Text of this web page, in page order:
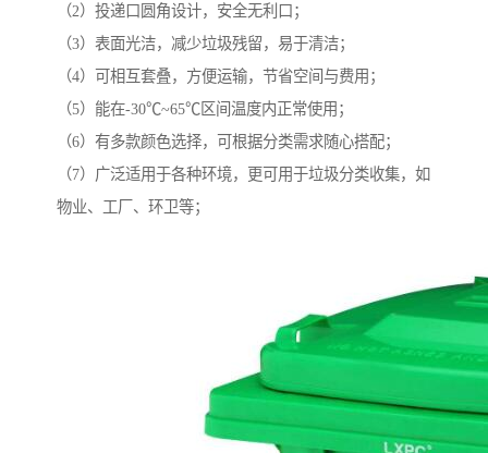
（2）投递口圆角设计，安全无利口；
（3）表面光洁，减少垃圾残留，易于清洁；
（4）可相互套叠，方便运输，节省空间与费用；
（5）能在-30℃~65℃区间温度内正常使用；
（6）有多款颜色选择，可根据分类需求随心搭配；
（7）广泛适用于各种环境，更可用于垃圾分类收集，如
物业、工厂、环卫等；